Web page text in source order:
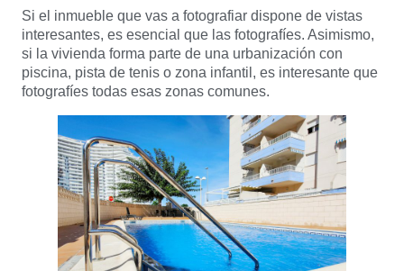
Si el inmueble que vas a fotografiar dispone de vistas
interesantes, es esencial que las fotografíes. Asimismo,
si la vivienda forma parte de una urbanización con
piscina, pista de tenis o zona infantil, es interesante que
fotografíes todas esas zonas comunes.